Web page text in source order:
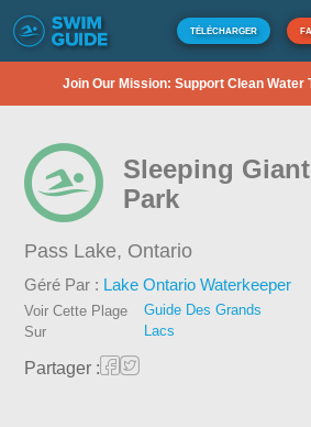
TÉLÉCHARGER
Join Our Mission: Support Clean Water
Sleeping
Park
Pass Lake, Ontario
Géré Par : Lake Ontario Waterkeeper
Voir Cette Plage
Sur
Guide Des Grands
Lacs
Partager :